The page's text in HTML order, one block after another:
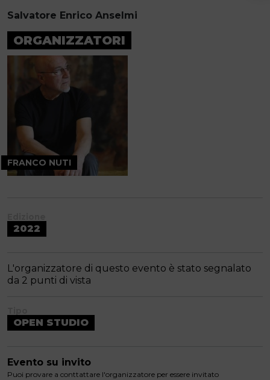
Salvatore Enrico Anselmi
ORGANIZZATORI
FRANCO NUTI
2022
L'organizzatore di questo evento è stato segnalato
da 2 punti di vista
OPEN STUDIO
Evento su invito
Puoi provare a conttattare l'organizzatore per essere invitato